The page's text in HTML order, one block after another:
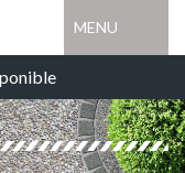
MENU